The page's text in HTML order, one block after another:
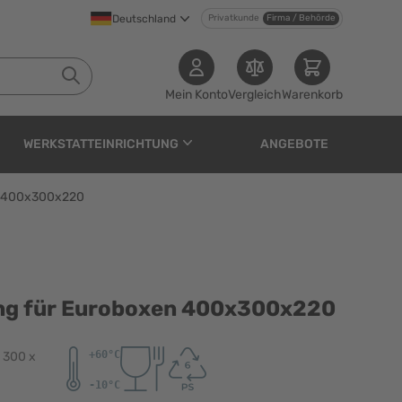
Deutschland Privatkunde Firma / Behörde
Mein KontoVergleichWarenkorb
WERKSTATTEINRICHTUNG ANGEBOTE
400x300x220
400x300x220
für Euroboxen 400x300x220
300 x